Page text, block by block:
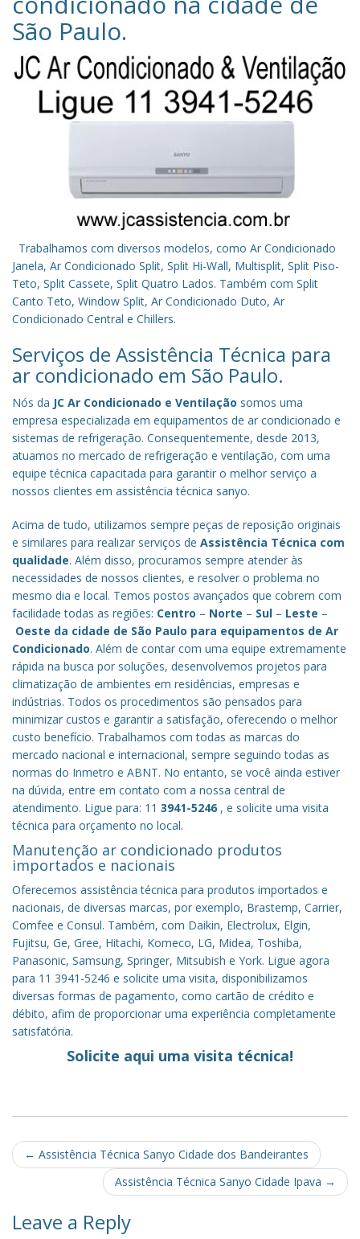
São Paulo.
Trabalhamos com diversos modelos, como Ar Condicionado
Janela, Ar Condicionado Split, Split Hi-Wall, Multisplit, Split Piso-
Teto, Split Cassete, Split Quatro Lados. Também com Split
Canto Teto, Window Split, Ar Condicionado Duto, Ar
Condicionado Central e Chillers.
Serviços de Assistência Técnica para
ar condicionado em São Paulo.
Nós da JC Ar Condicionado e Ventilação somos uma
empresa especializada em equipamentos de ar condicionado e
sistemas de refrigeração. Consequentemente, desde 2013,
atuamos no mercado de refrigeração e ventilação, com uma
equipe técnica capacitada para garantir o melhor serviço a
nossos clientes em assistência técnica sanyo.
Acima de tudo, utilizamos sempre peças de reposição originais
e similares para realizar serviços de Assistência Técnica com
qualidade. Além disso, procuramos sempre atender às
necessidades de nossos clientes, e resolver o problema no
mesmo dia e local. Temos postos avançados que cobrem com
facilidade todas as regiões: Centro – Norte – Sul – Leste –
Oeste da cidade de São Paulo para equipamentos de Ar
Condicionado. Além de contar com uma equipe extremamente
rápida na busca por soluções, desenvolvemos projetos para
climatização de ambientes em residências, empresas e
indústrias. Todos os procedimentos são pensados para
minimizar custos e garantir a satisfação, oferecendo o melhor
custo benefício. Trabalhamos com todas as marcas do
mercado nacional e internacional, sempre seguindo todas as
normas do Inmetro e ABNT. No entanto, se você ainda estiver
na dúvida, entre em contato com a nossa central de
atendimento. Ligue para: 11 3941-5246 , e solicite uma visita
técnica para orçamento no local.
Manutenção ar condicionado produtos
importados e nacionais
Oferecemos assistência técnica para produtos importados e
nacionais, de diversas marcas, por exemplo, Brastemp, Carrier,
Comfee e Consul. Também, com Daikin, Electrolux, Elgin,
Fujitsu, Ge, Gree, Hitachi, Komeco, LG, Midea, Toshiba,
Panasonic, Samsung, Springer, Mitsubish e York. Ligue agora
para 11 3941-5246 e solicite uma visita, disponibilizamos
diversas formas de pagamento, como cartão de crédito e
débito, afim de proporcionar uma experiência completamente
satisfatória.
Solicite aqui uma visita técnica!
Post
navigation
← Assistência Técnica Sanyo Cidade dos Bandeirantes
Assistência Técnica Sanyo Cidade Ipava →
Leave a Reply